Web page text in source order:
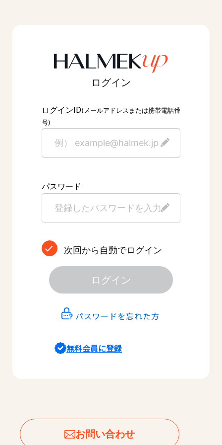
ログイン
ログインID(メールアドレスまたは携帯電話番
号)
パスワード
次回から自動でログイン
ログイン
パスワードを忘れた方
無料会員に登録
お問い合わせ